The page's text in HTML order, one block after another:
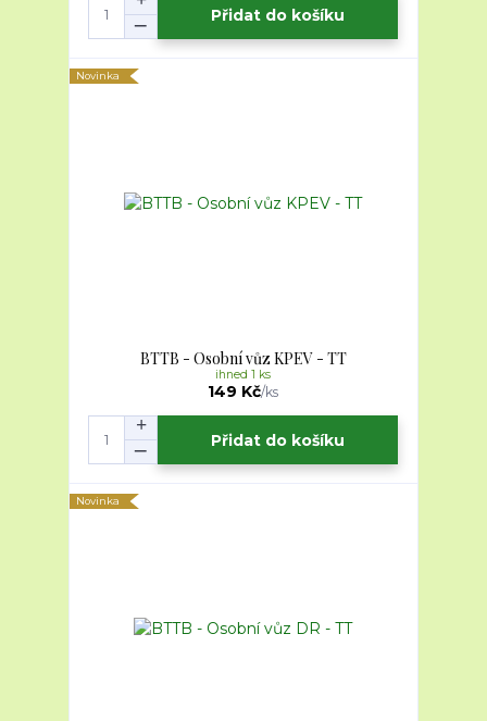
Přidat do košíku
Novinka
BTTB - Osobní vůz KPEV - TT
149 Kč/ks
ihned 1 ks
Přidat do košíku
Novinka